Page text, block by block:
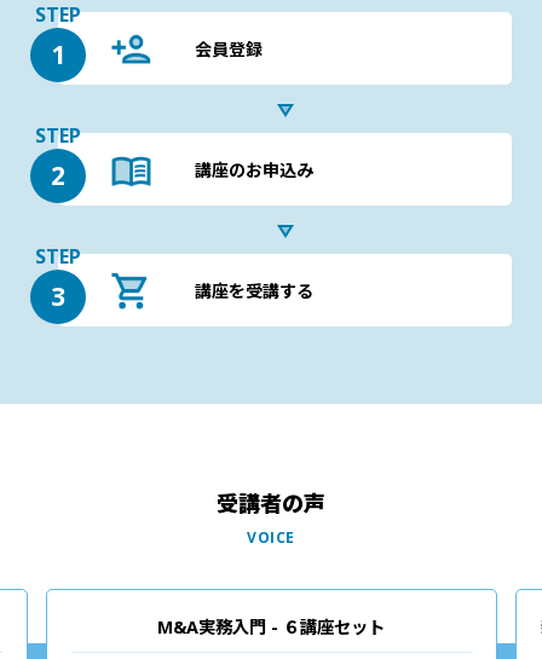
STEP
1 会員登録
STEP
2 講座のお申込み
STEP
3 講座を受講する
受講者の声
VOICE
M&A実務入門 - ６講座セット